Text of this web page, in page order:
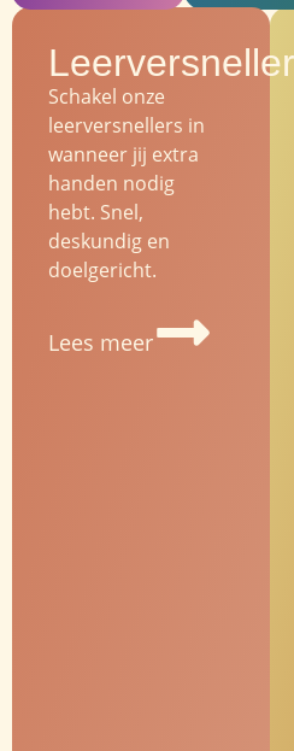
Schakel onze
leerversnellers in
wanneer jij extra
handen nodig
hebt. Snel,
deskundig en
doelgericht.
Lees meer